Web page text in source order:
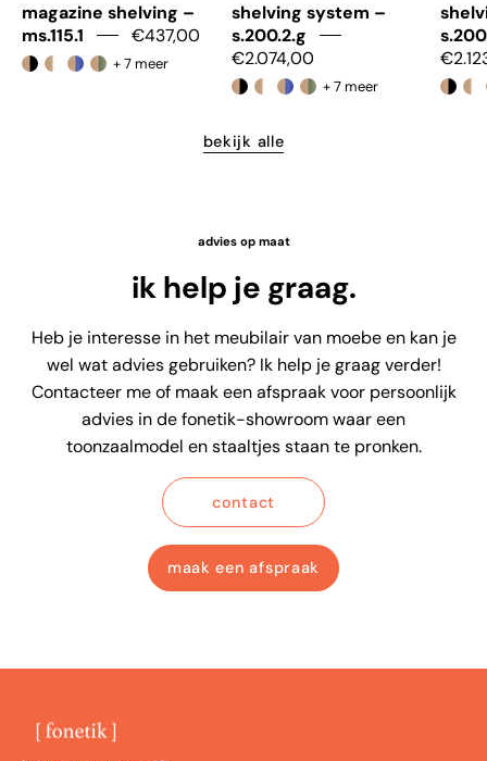
magazine shelving –
ms.115.1
€437,00
+ 7 meer
shelving system –
s.200.2.g
€2.074,00
+ 7 meer
bekijk alle
advies op maat
ik help je graag.
Heb je interesse in het meubilair van moebe en kan je
wel wat advies gebruiken? Ik help je graag verder!
Contacteer me of maak een afspraak voor persoonlijk
advies in de fonetik-showroom waar een
toonzaalmodel en staaltjes staan te pronken.
contact
maak een afspraak